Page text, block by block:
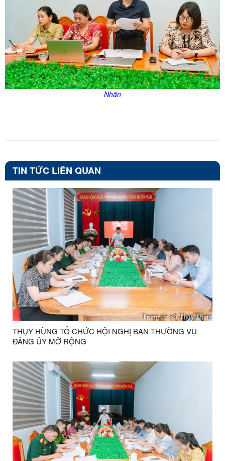
Nhãn
TIN TỨC LIÊN QUAN
THỤY HÙNG TỔ CHỨC HỘI NGHỊ BAN THƯỜNG VỤ
ĐẢNG ỦY MỞ RỘNG